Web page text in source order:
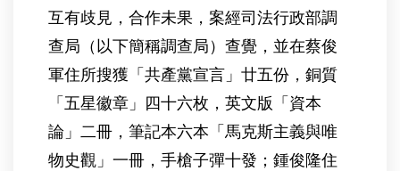
互有歧見，合作未果，案經司法行政部調
查局（以下簡稱調查局）查覺，並在蔡俊
軍住所搜獲「共產黨宣言」廿五份，銅質
「五星徽章」四十六枚，英文版「資本
論」二冊，筆記本六本「馬克斯主義與唯
物史觀」一冊，手槍子彈十發；鍾俊隆住